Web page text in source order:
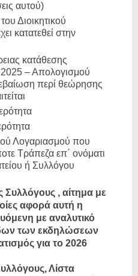
αυτού)
Διοικητικού
κατατεθεί στην
κατάθεσης
– Απολογισμού
περί θεώρησης
Λογαριασμού που
Τράπεζα επ΄ ονόματι
ή Συλλόγου
Συλλόγους , αίτημα με
αφορά αυτή η
με αναλυτικό
των εκδηλώσεων
για το 2026
Λίστα